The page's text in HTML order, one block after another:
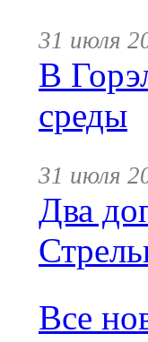
31 июля
В
среды
31 июля
Два
Все